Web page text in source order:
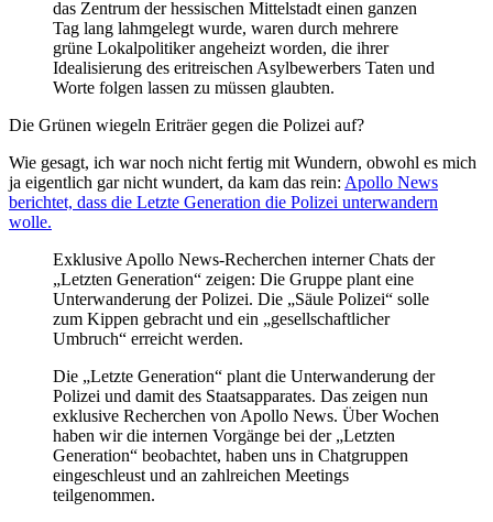
das Zentrum der hessischen Mittelstadt einen ganzen
Tag lang lahmgelegt wurde, waren durch mehrere
grüne Lokalpolitiker angeheizt worden, die ihrer
Idealisierung des eritreischen Asylbewerbers Taten und
Worte folgen lassen zu müssen glaubten.
Die Grünen wiegeln Eriträer gegen die Polizei auf?
Wie gesagt, ich war noch nicht fertig mit Wundern, obwohl es mich
ja eigentlich gar nicht wundert, da kam das rein: Apollo News
berichtet, dass die Letzte Generation die Polizei unterwandern
wolle.
Exklusive Apollo News-Recherchen interner Chats der
„Letzten Generation“ zeigen: Die Gruppe plant eine
Unterwanderung der Polizei. Die „Säule Polizei“ solle
zum Kippen gebracht und ein „gesellschaftlicher
Umbruch“ erreicht werden.
Die „Letzte Generation“ plant die Unterwanderung der
Polizei und damit des Staatsapparates. Das zeigen nun
exklusive Recherchen von Apollo News. Über Wochen
haben wir die internen Vorgänge bei der „Letzten
Generation“ beobachtet, haben uns in Chatgruppen
eingeschleust und an zahlreichen Meetings
teilgenommen.